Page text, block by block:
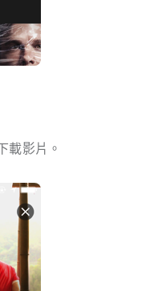
載影片。